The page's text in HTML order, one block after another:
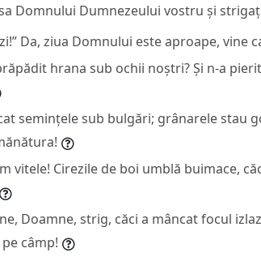
Domnului Dumnezeului vostru și
zi!” Da, ziua Domnului este aproape, vine
hrana sub ochii noștri? Și n-a
semințele sub bulgări; grânarele stau
vitele! Cirezile de boi umblă buimace,
Doamne, strig, căci a mâncat focul
câmp!